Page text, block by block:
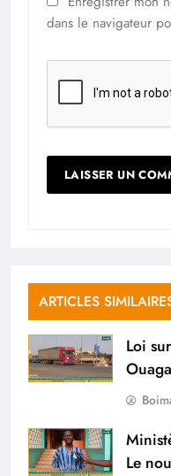
dans le navigateur
ARTICLES
Loi
Le